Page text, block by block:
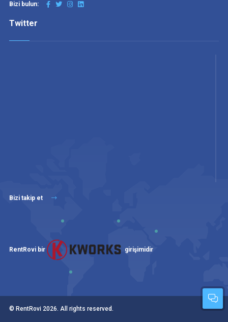
Bizi bulun:
Twitter
Bizi takip et
RentRovi bir girişimidir
© RentRovi 2026. All rights reserved.